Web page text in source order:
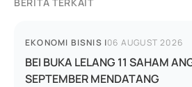
EKONOMI BISNIS |06 AUGUST 2026
BEI BUKA LELANG 11 SAHAM
SEPTEMBER MENDATANG